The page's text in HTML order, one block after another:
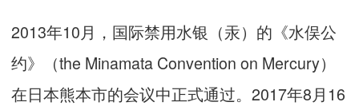
2013年10月，国际禁用水银（汞）的《水俣公
约》（the Minamata Convention on Mercury）
在日本熊本市的会议中正式通过。2017年8月16